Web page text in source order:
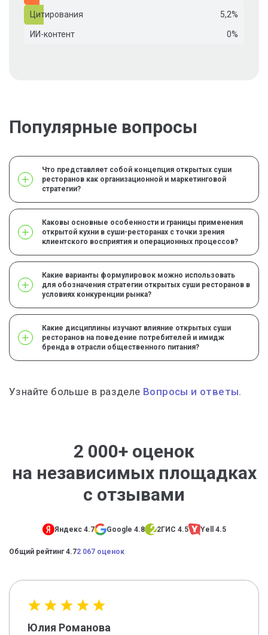
Цитирования 5,2%
ИИ-контент 0%
Популярные вопросы
Что представляет собой концепция открытых суши
ресторанов как организационной и маркетинговой
стратегии?
Каковы основные особенности и границы применения
открытой кухни в суши-ресторанах с точки зрения
клиентского восприятия и операционных процессов?
Какие варианты формулировок можно использовать
для обозначения стратегии открытых суши ресторанов в
условиях конкуренции рынка?
Какие дисциплины изучают влияние открытых суши
ресторанов на поведение потребителей и имидж
бренда в отрасли общественного питания?
Узнайте больше в разделе Вопросы и ответы.
2 000+ оценок
на независимых площадках
с отзывами
Яндекс 4.7 Google 4.8 2ГИС 4.5 Yell 4.5
Общий рейтинг 4.72 067 оценок
Юлия Романова